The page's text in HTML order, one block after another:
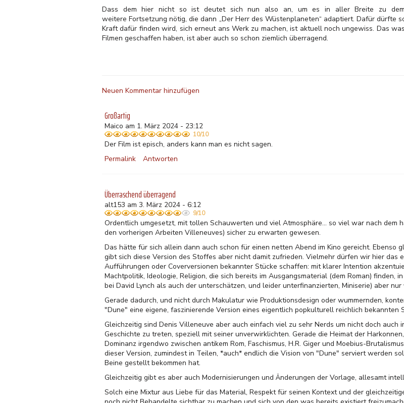
Dass dem hier nicht so ist deutet sich nun also an, um es in aller Breite zu
weitere Fortsetzung nötig, die dann „Der Herr des Wüstenplaneten“ adaptiert. Dafür dürfte
Kraft dafür finden wird, sich erneut ans Werk zu machen, ist aktuell noch ungewiss. Das
Filmen geschaffen haben, ist aber auch so schon ziemlich überragend.
Neuen Kommentar hinzufügen
Großartig
Maico am 1. März 2024 - 23:12
10/10
Der Film ist episch, anders kann man es nicht sagen.
Permalink
Antworten
Überraschend überragend
alt153 am 3. März 2024 - 6:12
9/10
Ordentlich umgesetzt, mit tollen Schauwerten und viel Atmosphäre... so viel war nach dem
den vorherigen Arbeiten Villeneuves) sicher zu erwarten gewesen.
Das hätte für sich allein dann auch schon für einen netten Abend im Kino gereicht. Ebenso
gibt sich diese Version des Stoffes aber nicht damit zufrieden. Vielmehr dürfen wir hier das
Aufführungen oder Coverversionen bekannter Stücke schaffen: mit klarer Intention
Machtpolitik, Ideologie, Religion, die sich bereits im Ausgangsmaterial (dem Roman) finden,
bei David Lynch als auch der unterschätzen, und leider unterfinanzierten, Miniserie) aber
Gerade dadurch, und nicht durch Makulatur wie Produktionsdesign oder wummernden,
"Dune" eine eigene, faszinierende Version eines eigentlich popkulturell reichlich bekannten
Gleichzeitig sind Denis Villeneuve aber auch einfach viel zu sehr Nerds um nicht doch auch
Geschichte zu treten, speziell mit seiner unverwirklichten. Gerade die Heimat der
Dominanz irgendwo zwischen antikem Rom, Faschismus, H.R. Giger und Moebius-
dieser Version, zumindest in Teilen, *auch* endlich die Vision von "Dune" serviert werden
Beine gestellt bekommen hat.
Gleichzeitig gibt es aber auch Modernisierungen und Änderungen der Vorlage, allesamt
Solch eine Mixtur aus Liebe für das Material, Respekt für seinen Kontext und der